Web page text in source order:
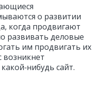
о развитии
когда продвигают
развивать деловые
им продвигать их
возникнет
сайт.